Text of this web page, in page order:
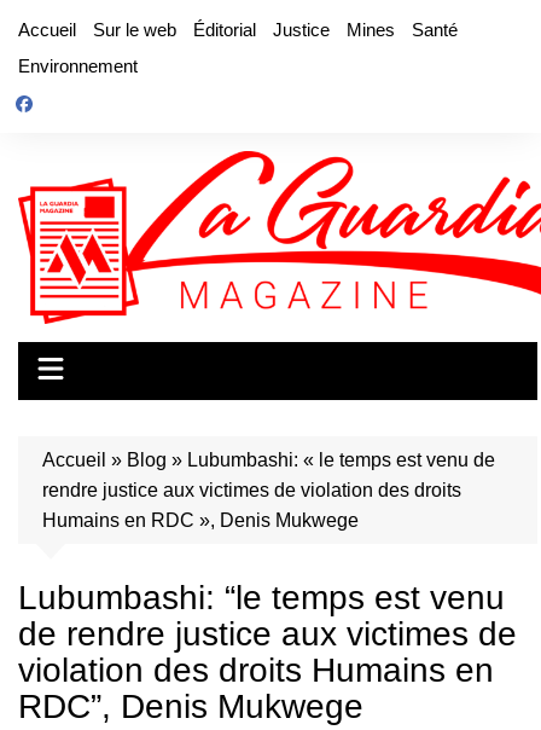
contenu
Accueil Sur le web Éditorial Justice Mines
Santé
Environnement
Accueil » Blog » Lubumbashi: « le temps est venu de
rendre justice aux victimes de violation des droits
Humains en RDC », Denis Mukwege
Lubumbashi: “le temps est venu
de rendre justice aux victimes de
violation des droits Humains en
RDC”, Denis Mukwege